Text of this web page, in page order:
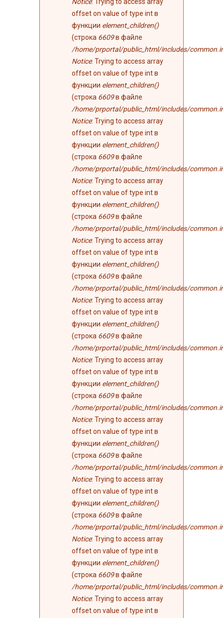
offset on value of type int в
функции element_children()
(строка 6609в файле
/home/prportal/public_html/includes/
Notice: Trying to access array
offset on value of type int в
функции element_children()
(строка 6609в файле
/home/prportal/public_html/includes/
Notice: Trying to access array
offset on value of type int в
функции element_children()
(строка 6609в файле
/home/prportal/public_html/includes/
Notice: Trying to access array
offset on value of type int в
функции element_children()
(строка 6609в файле
/home/prportal/public_html/includes/
Notice: Trying to access array
offset on value of type int в
функции element_children()
(строка 6609в файле
/home/prportal/public_html/includes/
Notice: Trying to access array
offset on value of type int в
функции element_children()
(строка 6609в файле
/home/prportal/public_html/includes/
Notice: Trying to access array
offset on value of type int в
функции element_children()
(строка 6609в файле
/home/prportal/public_html/includes/
Notice: Trying to access array
offset on value of type int в
функции element_children()
(строка 6609в файле
/home/prportal/public_html/includes/
Notice: Trying to access array
offset on value of type int в
функции element_children()
(строка 6609в файле
/home/prportal/public_html/includes/
Notice: Trying to access array
offset on value of type int в
функции element_children()
(строка 6609в файле
/home/prportal/public_html/includes/
Notice: Trying to access array
offset on value of type int в